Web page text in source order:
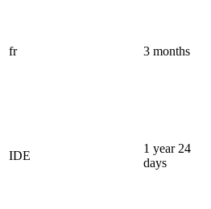
fr 3 months
IDE
1 year 24
days